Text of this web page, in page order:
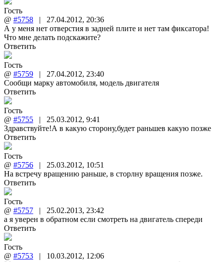
Гость
@ #5758 | 27.04.2012, 20:36
А у меня нет отверстия в задней плите и нет там фиксатора!
Что мне делать подскажите?
Ответить
Гость
@ #5759 | 27.04.2012, 23:40
Сообщи марку автомобиля, модель двигателя
Ответить
Гость
@ #5755 | 25.03.2012, 9:41
Здравствуйте!А в какую сторону,будет раньшев какую позже
Ответить
Гость
@ #5756 | 25.03.2012, 10:51
На встречу вращению раньше, в сторлну вращения позже.
Ответить
Гость
@ #5757 | 25.02.2013, 23:42
а я уверен в обратном если смотреть на двигатель спереди
Ответить
Гость
@ #5753 | 10.03.2012, 12:06